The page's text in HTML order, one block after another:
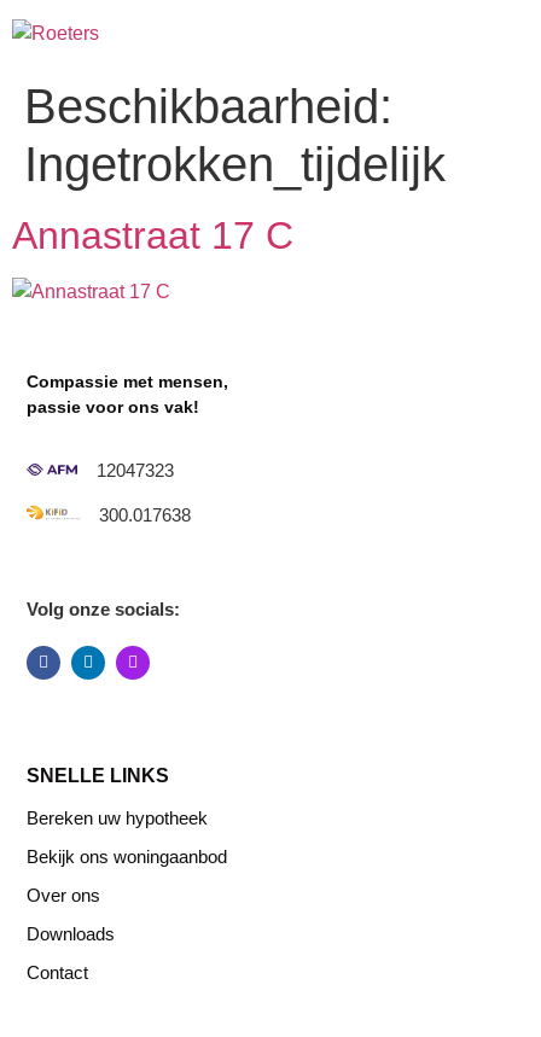
Beschikbaarheid:
Ingetrokken_tijdelijk
Annastraat 17 C
Compassie met mensen,
passie voor ons vak!
12047323
300.017638
Volg onze socials:
SNELLE LINKS
Bereken uw hypotheek
Bekijk ons woningaanbod
Over ons
Downloads
Contact